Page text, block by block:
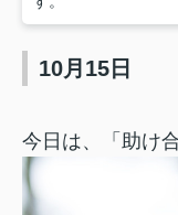
10月15日
今日は、「助け